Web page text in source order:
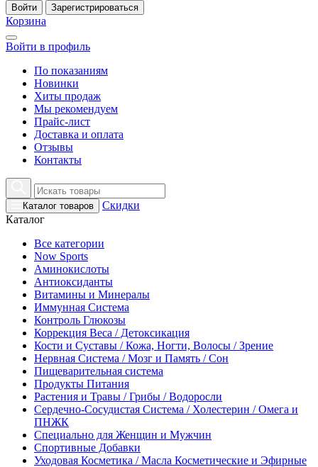
Войти Зарегистрироваться
Корзина
Войти в профиль
По показаниям
Новинки
Хиты продаж
Мы рекомендуем
Прайс-лист
Доставка и оплата
Отзывы
Контакты
Каталог товаров
Скидки
Каталог
Все категории
Now Sports
Аминокислоты
Антиоксиданты
Витамины и Минералы
Иммунная Система
Контроль Глюкозы
Коррекция Веса / Детоксикация
Кости и Суставы / Кожа, Ногти, Волосы / Зрение
Нервная Система / Мозг и Память / Сон
Пищеварительная система
Продукты Питания
Растения и Травы / Грибы / Водоросли
Сердечно-Сосудистая Система / Холестерин / Омега и
ПНЖК
Специально для Женщин и Мужчин
Спортивные Добавки
Уходовая Косметика / Масла Косметические и Эфирные